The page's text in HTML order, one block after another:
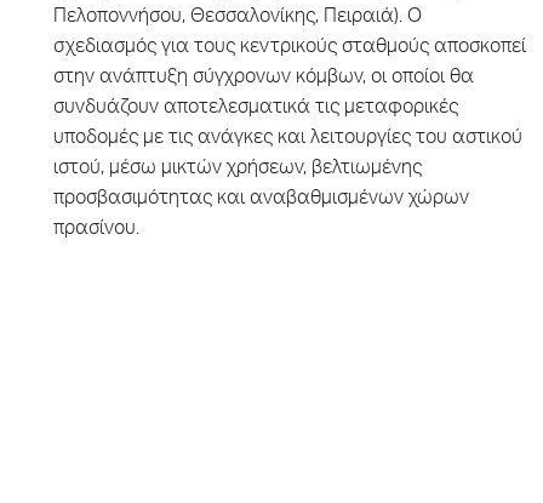
Πελοποννήσου, Θεσσαλονίκης, Πειραιά). Ο
σχεδιασμός για τους κεντρικούς σταθμούς αποσκοπεί
στην ανάπτυξη σύγχρονων κόμβων, οι οποίοι θα
συνδυάζουν αποτελεσματικά τις μεταφορικές
υποδομές με τις ανάγκες και λειτουργίες του αστικού
ιστού, μέσω μικτών χρήσεων, βελτιωμένης
προσβασιμότητας και αναβαθμισμένων χώρων
πρασίνου.